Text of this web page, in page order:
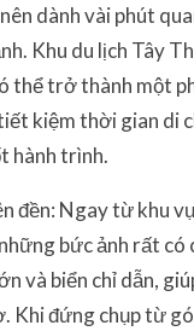
dành vài phút
Khu du lịch Tây
trở thành một
kiệm thời gian di
hành trình.
đền: Ngay từ khu
bức ảnh rất
và biển chỉ dẫn,
đứng chụp từ